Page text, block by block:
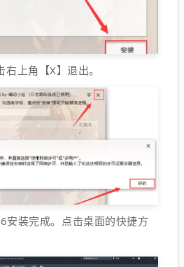
上角【X】退出。
装完成。点击桌面的快捷方